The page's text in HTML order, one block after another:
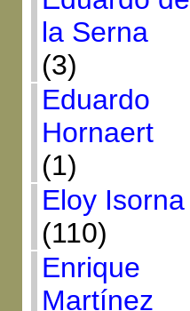
la Serna
(3)
Eduardo
Hornaert
(1)
Eloy Isorna
(110)
Enrique
Martínez